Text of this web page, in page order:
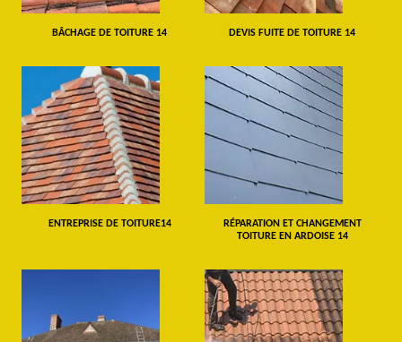
BÂCHAGE DE TOITURE 14 DEVIS FUITE DE TOITURE 14
ENTREPRISE DE TOITURE14
RÉPARATION ET CHANGEMENT
TOITURE EN ARDOISE 14